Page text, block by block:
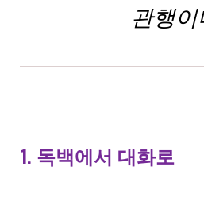
관행이
1. 독백에서 대화로